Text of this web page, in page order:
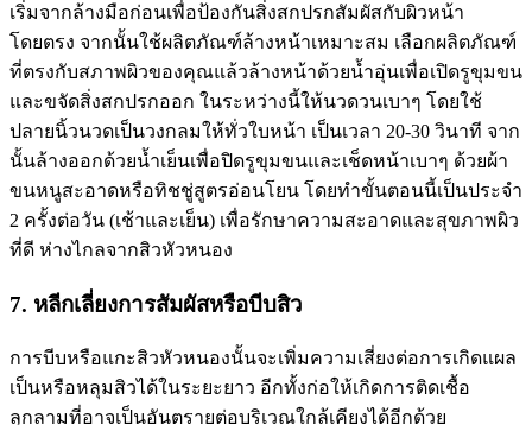
เริ่มจากล้างมือก่อนเพื่อป้องกันสิ่งสกปรกสัมผัสกับผิวหน้า
โดยตรง จากนั้นใช้ผลิตภัณฑ์ล้างหน้าเหมาะสม เลือกผลิตภัณฑ์
ที่ตรงกับสภาพผิวของคุณแล้วล้างหน้าด้วยน้ำอุ่นเพื่อเปิดรูขุมขน
และขจัดสิ่งสกปรกออก ในระหว่างนี้ให้นวดวนเบาๆ โดยใช้
ปลายนิ้วนวดเป็นวงกลมให้ทั่วใบหน้า เป็นเวลา 20-30 วินาที จาก
นั้นล้างออกด้วยน้ำเย็นเพื่อปิดรูขุมขนและเช็ดหน้าเบาๆ ด้วยผ้า
ขนหนูสะอาดหรือทิชชู่สูตรอ่อนโยน โดยทำขั้นตอนนี้เป็นประจำ
2 ครั้งต่อวัน (เช้าและเย็น) เพื่อรักษาความสะอาดและสุขภาพผิว
ที่ดี ห่างไกลจากสิวหัวหนอง
7. หลีกเลี่ยงการสัมผัสหรือบีบสิว
การบีบหรือแกะสิวหัวหนองนั้นจะเพิ่มความเสี่ยงต่อการเกิดแผล
เป็นหรือหลุมสิวได้ในระยะยาว อีกทั้งก่อให้เกิดการติดเชื้อ
ลุกลามที่อาจเป็นอันตรายต่อบริเวณใกล้เคียงได้อีกด้วย